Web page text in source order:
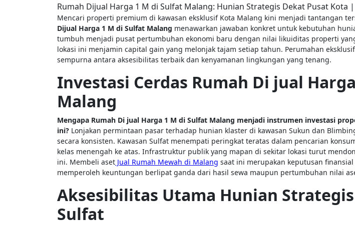
Rumah Dijual Harga 1 M di Sulfat Malang: Hunian Strategis Dekat Pusat Kota
Mencari properti premium di kawasan eksklusif Kota Malang kini menjadi tantangan
Dijual Harga 1 M di Sulfat Malang menawarkan jawaban konkret untuk kebutuhan
tumbuh menjadi pusat pertumbuhan ekonomi baru dengan nilai likuiditas properti
lokasi ini menjamin capital gain yang melonjak tajam setiap tahun. Perumahan
sempurna antara aksesibilitas terbaik dan kenyamanan lingkungan yang tenang.
Investasi Cerdas Rumah Di jual
Malang
Mengapa Rumah Di jual Harga 1 M di Sulfat Malang menjadi instrumen investasi
ini? Lonjakan permintaan pasar terhadap hunian klaster di kawasan Sukun dan
secara konsisten. Kawasan Sulfat menempati peringkat teratas dalam pencarian
kelas menengah ke atas. Infrastruktur publik yang mapan di sekitar lokasi turut
ini. Membeli aset Jual Rumah Mewah di Malang saat ini merupakan keputusan
memperoleh keuntungan berlipat ganda dari hasil sewa maupun pertumbuhan nilai
Aksesibilitas Utama Hunian
Sulfat